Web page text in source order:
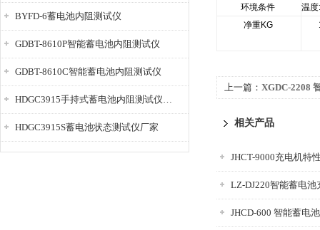
BYFD-6蓄电池内阻测试仪
GDBT-8610P智能蓄电池内阻测试仪
GDBT-8610C智能蓄电池内阻测试仪
HDGC3915手持式蓄电池内阻测试仪厂家
HDGC3915S蓄电池状态测试仪厂家
环境条件
温
净重KG
上一篇： XGDC-2208
相关产品
JHCT-9000充电机特
LZ-DJ220智能蓄电池
JHCD-600 智能蓄电